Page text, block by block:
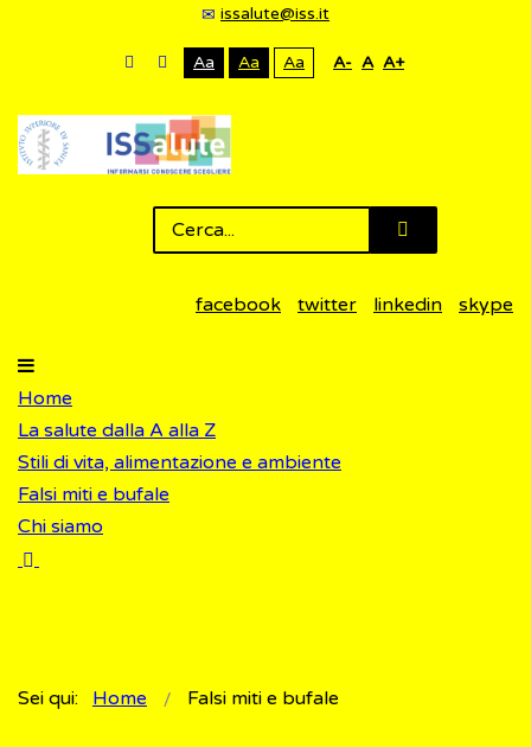
issalute@iss.it
Aa Aa Aa A- A A+
facebook twitter linkedin skype
Home
La salute dalla A alla Z
Stili di vita, alimentazione e ambiente
Falsi miti e bufale
Chi siamo
Sei qui: Home Falsi miti e bufale